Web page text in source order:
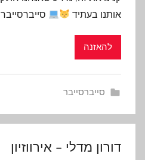
אותנו בעתיד
סייברסייבר
להאזנה
סייברסייבר
דורון מדלי – אירווזיון